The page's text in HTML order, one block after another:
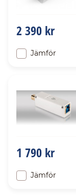
2 390 kr
Jämför
1 790 kr
Jämför